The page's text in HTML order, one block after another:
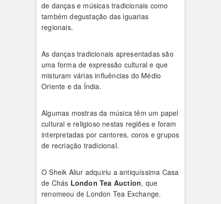
de danças e músicas tradicionais como
também degustação das iguarias
regionais.
As danças tradicionais apresentadas são
uma forma de expressão cultural e que
misturam várias influências do Médio
Oriente e da Índia.
Algumas mostras da música têm um papel
cultural e religioso nestas regiões e foram
interpretadas por cantores, coros e grupos
de recriação tradicional.
O Sheik Aliur adquiriu a antiquíssima Casa
de Chás London Tea Auction, que
renomeou de London Tea Exchange.